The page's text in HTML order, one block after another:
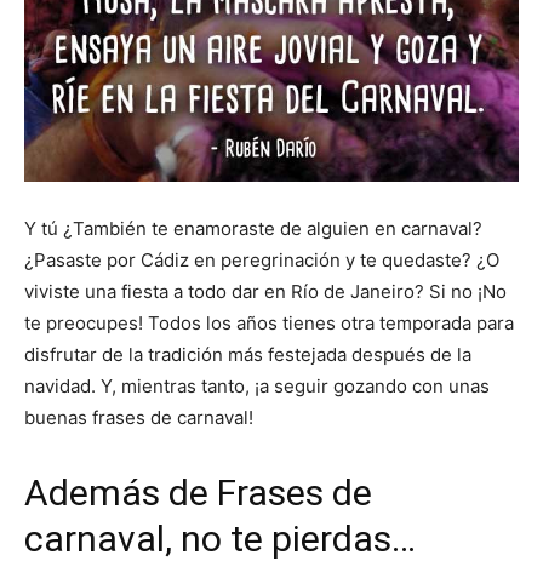
Y tú ¿También te enamoraste de alguien en carnaval?
¿Pasaste por Cádiz en peregrinación y te quedaste? ¿O
viviste una fiesta a todo dar en Río de Janeiro? Si no ¡No
te preocupes! Todos los años tienes otra temporada para
disfrutar de la tradición más festejada después de la
navidad. Y, mientras tanto, ¡a seguir gozando con unas
buenas frases de carnaval!
Además de Frases de
carnaval, no te pierdas…